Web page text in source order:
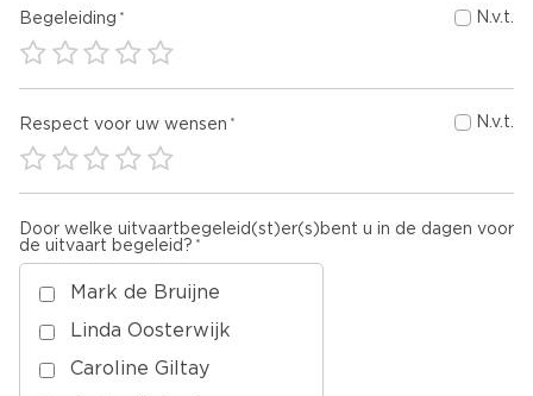
Begeleiding N.v.t.
Respect voor uw wensen N.v.t.
Door welke uitvaartbegeleid(st)er(s)bent u in de dagen voor
de uitvaart begeleid?
Mark de Bruijne
Linda Oosterwijk
Caroline Giltay